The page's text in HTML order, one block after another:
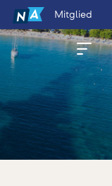
Mitglied